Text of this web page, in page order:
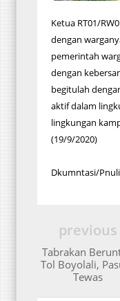
Ketua RT01/
dengan
pemerintah
dengan
begitulah
aktif dalam
lingkungan
(19/9/2020)
Dkumntasi/
previous
Tabrakan
Tol Boyolali,
Tewas